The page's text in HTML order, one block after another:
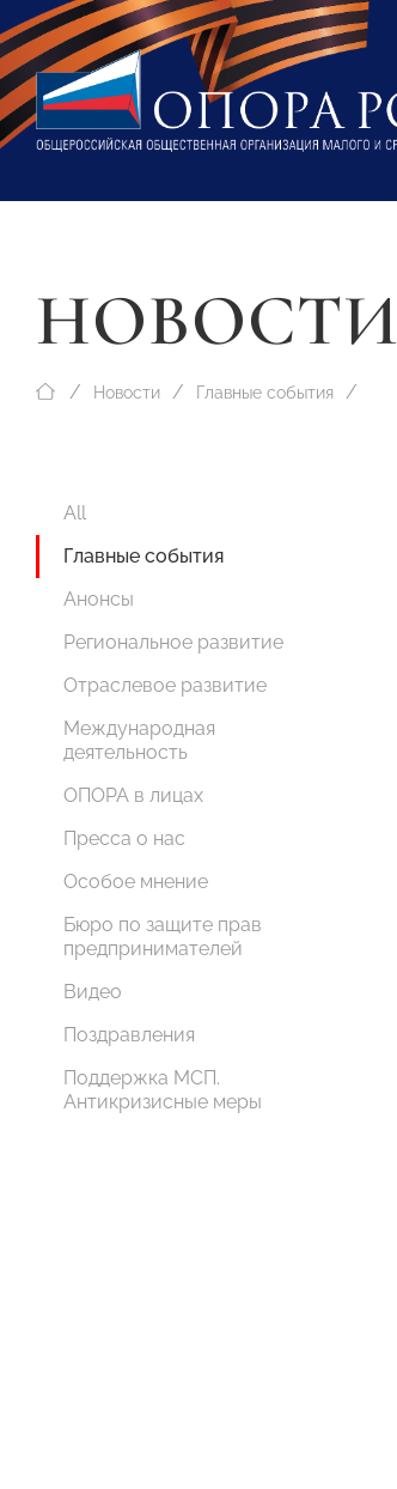
НОВОСТИ
Новости Главные события
All
Главные события
Анонсы
Региональное развитие
Отраслевое развитие
Международная
деятельность
ОПОРА в лицах
Пресса о нас
Особое мнение
Бюро по защите прав
предпринимателей
Видео
Поздравления
Поддержка МСП.
Антикризисные меры